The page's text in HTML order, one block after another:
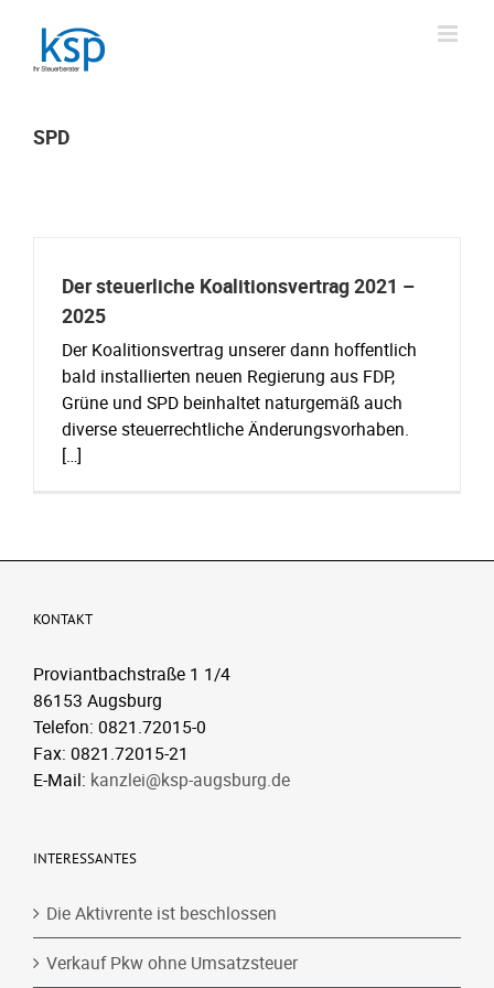
content
SPD
Der steuerliche Koalitionsvertrag 2021 –
2025
Der Koalitionsvertrag unserer dann hoffentlich
bald installierten neuen Regierung aus FDP,
Grüne und SPD beinhaltet naturgemäß auch
diverse steuerrechtliche Änderungsvorhaben.
[…]
KONTAKT
Proviantbachstraße 1 1/4
86153 Augsburg
Telefon: 0821.72015-0
Fax: 0821.72015-21
E-Mail: kanzlei@ksp-augsburg.de
INTERESSANTES
Die Aktivrente ist beschlossen
Verkauf Pkw ohne Umsatzsteuer